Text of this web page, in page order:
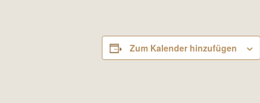
Zum Kalender hinzufügen